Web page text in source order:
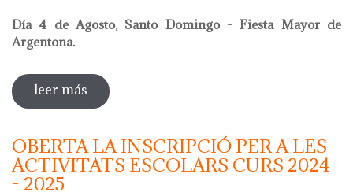
Día 4 de Agosto, Santo Domingo - Fiesta Mayor de
Argentona.
leer más sobre "festa del càntir"
OBERTA LA INSCRIPCIÓ PER A LES
ACTIVITATS ESCOLARS CURS 2024
- 2025